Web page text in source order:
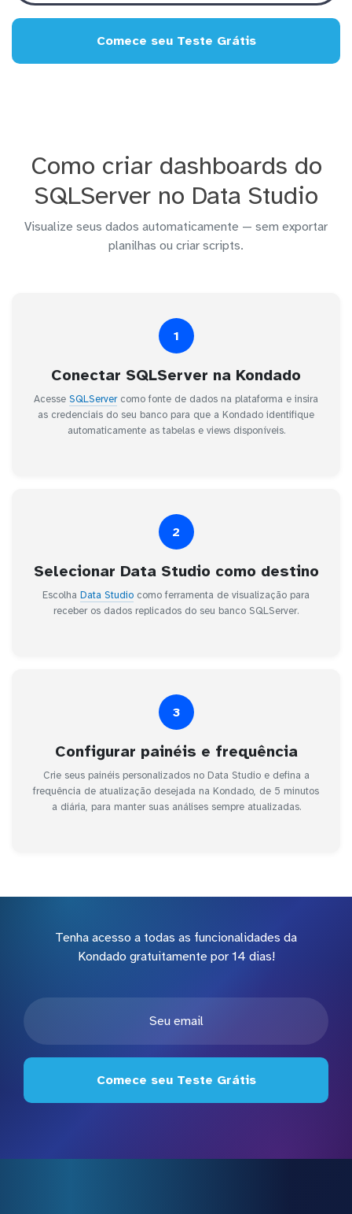
Comece seu Teste Grátis
Como criar dashboards do
SQLServer no Data Studio
Visualize seus dados automaticamente — sem exportar
planilhas ou criar scripts.
1
Conectar SQLServer na Kondado
Acesse SQLServercomo fonte de dados na plataforma e insira
as credenciais do seu banco para que a Kondado identifique
automaticamente as tabelas e views disponíveis.
2
Selecionar Data Studio como destino
Escolha Data Studio como ferramenta de visualização para
receber os dados replicados do seu banco SQLServer.
3
Configurar painéis e frequência
Crie seus painéis personalizados no Data Studio e defina a
frequência de atualização desejada na Kondado, de 5 minutos
a diária, para manter suas análises sempre atualizadas.
Tenha acesso a todas as funcionalidades da
Kondado gratuitamente por 14 dias!
Comece seu Teste Grátis